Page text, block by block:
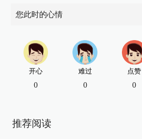
您此时的心情
开心
0
难过
0
点赞
0
推荐阅读